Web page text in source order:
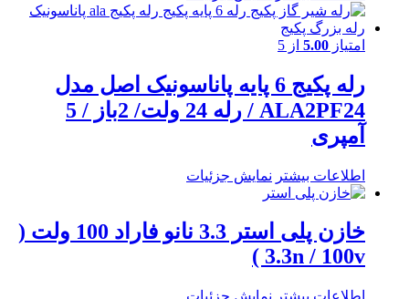
امتیاز 5.00 از 5
رله پکیج 6 پایه پاناسونیک اصل مدل
ALA2PF24 / رله 24 ولت/ 2باز / 5
آمپری
اطلاعات بیشتر نمایش جزئیات
خازن پلی استر 3.3 نانو فاراد 100 ولت (
3.3n / 100v )